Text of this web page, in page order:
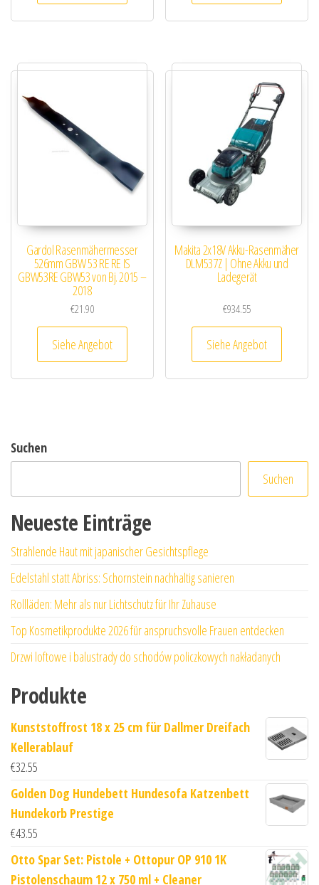
Gardol Rasenmähermesser
526mm GBW 53 RE RE IS
GBW53RE GBW53 von Bj. 2015 –
2018
€21.90
Siehe Angebot
Makita 2x18V Akku-Rasenmäher
DLM537Z | Ohne Akku und
Ladegerät
€934.55
Siehe Angebot
Suchen
Suchen
Neueste Einträge
Strahlende Haut mit japanischer Gesichtspflege
Edelstahl statt Abriss: Schornstein nachhaltig sanieren
Rollläden: Mehr als nur Lichtschutz für Ihr Zuhause
Top Kosmetikprodukte 2026 für anspruchsvolle Frauen entdecken
Drzwi loftowe i balustrady do schodów policzkowych nakładanych
Produkte
Kunststoffrost 18 x 25 cm für Dallmer Dreifach
Kellerablauf
€32.55
Golden Dog Hundebett Hundesofa Katzenbett
Hundekorb Prestige
€43.55
Otto Spar Set: Pistole + Ottopur OP 910 1K
Pistolenschaum 12 x 750 ml + Cleaner